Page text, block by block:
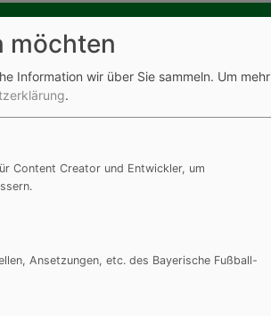
externe Inhalte laden?
müssen Sie BFV im Einwilligungsmanager
möchten
Information wir über Sie sammeln. Um mehr
.
Content Creator und Entwickler, um
Ansetzungen, etc. des Bayerische Fußball-